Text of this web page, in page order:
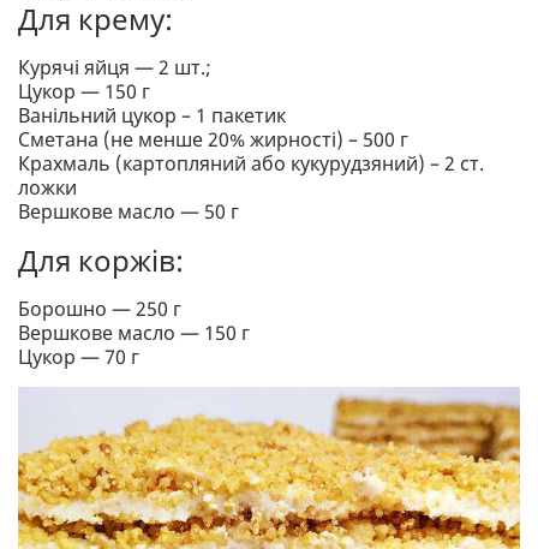
Для крему:
Курячі яйця — 2 шт.;
Цукор — 150 г
Ванільний цукор – 1 пакетик
Сметана (не менше 20% жирності) – 500 г
Крахмаль (картопляний або кукурудзяний) – 2 ст.
ложки
Вершкове масло — 50 г
Для коржів:
Борошно — 250 г
Вершкове масло — 150 г
Цукор — 70 г